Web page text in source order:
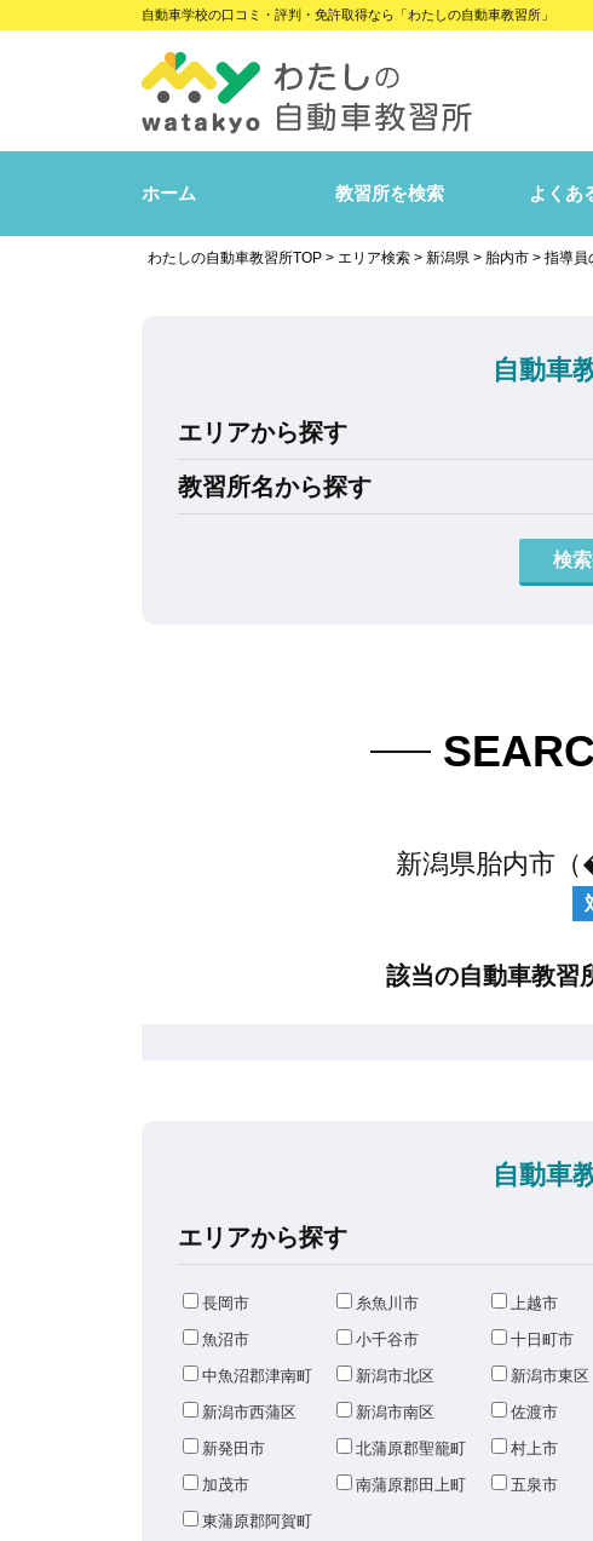
自動車学校の口コミ・評判・免許取得なら「わたしの自動車教習所」
ホーム 教習所を検索 よくあ
わたしの自動車教習所TOP > エリア検索 > 新潟県 > 胎内市 > 指導員
自動車
エリアから探す
教習所名から探す
新潟県胎内市（
該当の自動車教習
自動車
エリアから探す
長岡市 糸魚川市 上越市
魚沼市
小千谷市 十日町市
中魚沼郡津南町
新潟市北区 新潟市東区
新潟市西蒲区
新潟市南区 佐渡市
新発田市
北蒲原郡聖籠町 村上市
加茂市
南蒲原郡田上町 五泉市
東蒲原郡阿賀町